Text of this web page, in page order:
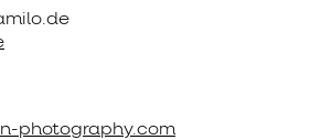
photography.com